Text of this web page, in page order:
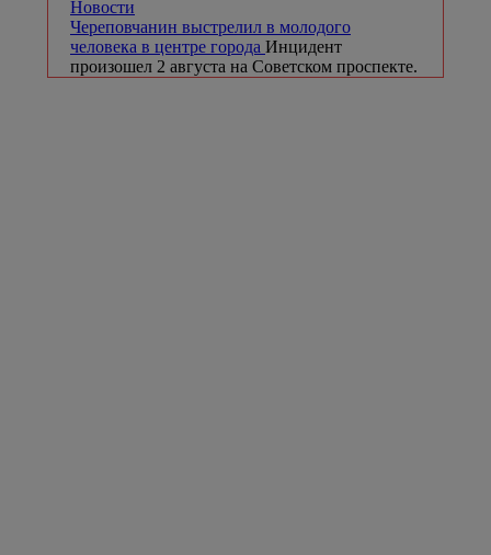
Новости
Череповчанин выстрелил в молодого
человека в центре города Инцидент
произошел 2 августа на Советском проспекте.